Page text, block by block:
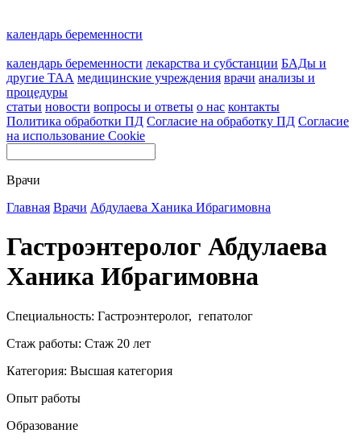
календарь беременности
календарь беременности лекарства и субстанции БАДы и
другие ТАА медицинские учреждения врачи анализы и
процедуры
статьи новости вопросы и ответы о нас контакты
Политика обработки ПД Согласие на обработку ПД Согласие
на использование Cookie
Врачи
Главная Врачи Абдулаева Ханика Ибрагимовна
Гастроэнтеролог Абдулаева
Ханика Ибрагимовна
Специальность: Гастроэнтеролог, гепатолог
Стаж работы: Стаж 20 лет
Категория: Высшая категория
Опыт работы
Образование